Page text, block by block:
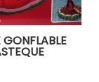
GONFLABLE